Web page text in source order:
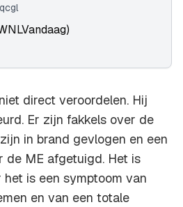
direct veroordelen. Hij
Er zijn fakkels over de
in brand gevlogen en een
de ME afgetuigd. Het is
het is een symptoom van
en van een totale